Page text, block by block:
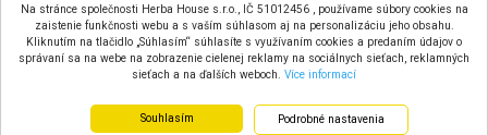
Na stránce společnosti Herba House s.r.o., IČ 51012456 , používame súbory cookies na
zaistenie funkčnosti webu a s vaším súhlasom aj na personalizáciu jeho obsahu.
Kliknutím na tlačidlo „Súhlasím“ súhlasíte s využívaním cookies a predaním údajov o
správaní sa na webe na zobrazenie cielenej reklamy na sociálnych sieťach, reklamných
sieťach a na ďalších weboch. Více informací
Souhlasím Podrobné nastavenia